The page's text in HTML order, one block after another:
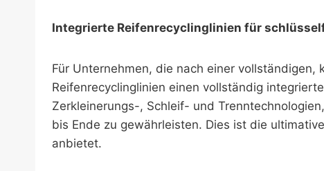
Integrierte Reifenrecyclinglinien für
Für Unternehmen, die nach einer
Reifenrecyclinglinien einen vollständig
Zerkleinerungs-, Schleif- und
bis Ende zu gewährleisten. Dies ist die
anbietet.